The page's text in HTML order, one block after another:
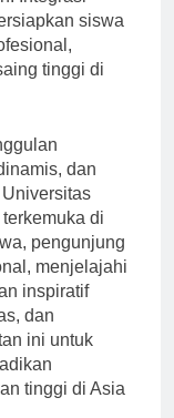
Integrasi
siswa
tinggi di
dan
di
pengunjung
menjelajahi
inspiratif
dan
ini untuk
tinggi di Asia